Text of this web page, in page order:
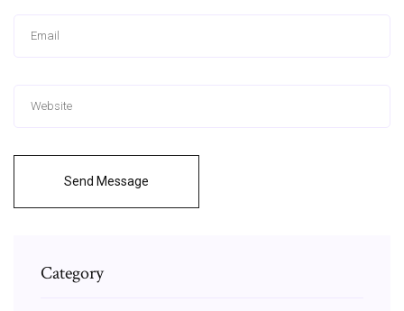
Send Message
Category